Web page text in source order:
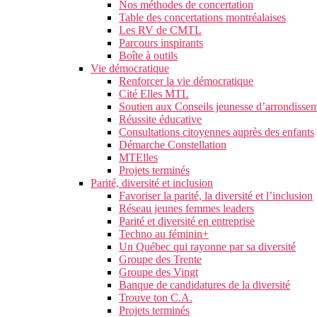
Nos méthodes de concertation
Table des concertations montréalaises
Les RV de CMTL
Parcours inspirants
Boîte à outils
Vie démocratique
Renforcer la vie démocratique
Cité Elles MTL
Soutien aux Conseils jeunesse
Réussite éducative
Consultations citoyennes auprès des enfants
Démarche Constellation
MTElles
Projets terminés
Parité, diversité et inclusion
Favoriser la parité, la diversité et l’inclusion
Réseau jeunes femmes leaders
Parité et diversité en entreprise
Techno au féminin+
Un Québec qui rayonne par sa diversité
Groupe des Trente
Groupe des Vingt
Banque de candidatures de la diversité
Trouve ton C.A.
Projets terminés